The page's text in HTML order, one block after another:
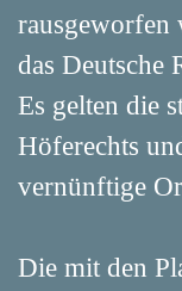
rausgeworfen
das Deutsche
Es gelten die
Höferechts
vernünftige
Die mit den